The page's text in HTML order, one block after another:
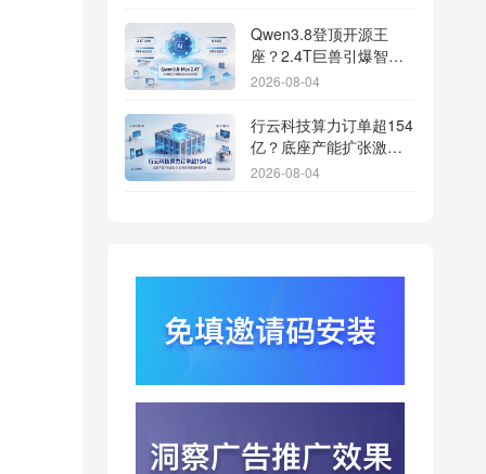
Qwen3.8登顶开源王
座？2.4T巨兽引爆智能
体免填邀请码分发潮
2026-08-04
行云科技算力订单超154
亿？底座产能扩张激活
AI应用多终端流转新周
2026-08-04
因升级
DeepSeek跑分超
GPT5.6？超低价API引
爆智能体工具免填码安
2026-08-03
蚂蚁灵波首轮拟募资15
落地凸显全链路设备归
因紧迫性
2026-08-03